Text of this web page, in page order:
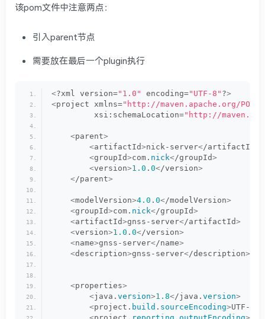
该pom文件中注意两点：
引入parent节点
需要放在最后一个plugin执行
<?xml version="1.0" encoding="UTF-8" ?>
<project xmlns="http://maven.apache.org/POM/
         xsi:schemaLocation=
"http://
<parent>
<artifactId>nick-server</artifactId
<groupId>com. nick</groupId>
<version>1.0 . 0</version>
</parent>
<modelVersion>4.0 . 0</modelVersion>
<groupId>com. nick</groupId>
<artifactId>gnss-server</artifactId>
<version>1.0 . 0</version>
<name>gnss-server</name>
<description>gnss-server</description>
<properties>
<java. version>1.8</java. version>
<project. build . sourceEncoding>UTF-